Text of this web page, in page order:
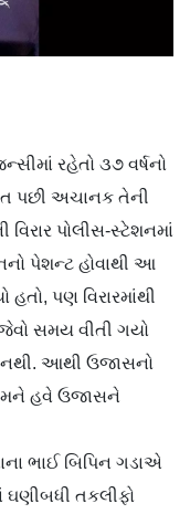
રહેતો ૩૭ વર્ષનો
પછી અચાનક તેની
પોલીસ-સ્ટેશનમાં
પેશન્ટ હોવાથી આ
પણ વિરારમાંથી
સમય વીતી ગયો
નથી. આથી ઉજાસનો
હવે ઉજાસને
ભાઈ બિપિન ગડાએ
ઘણીબધી તકલીફો